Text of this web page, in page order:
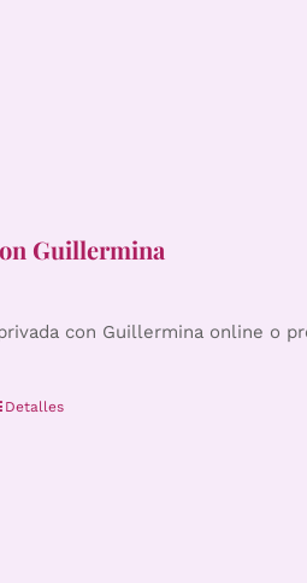
Guillermina
con Guillermina online o
Detalles